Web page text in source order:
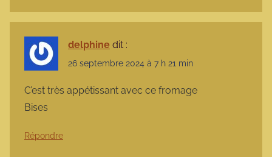
delphine dit :
26 septembre 2024 à 7 h 21 min
C’est très appétissant avec ce fromage
Bises
Répondre